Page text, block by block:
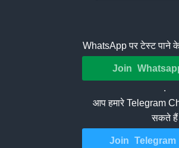
WhatsApp पर टेस्ट पाने
Join
.
आप हमारे Telegram
सकते हैं
Join Telegram